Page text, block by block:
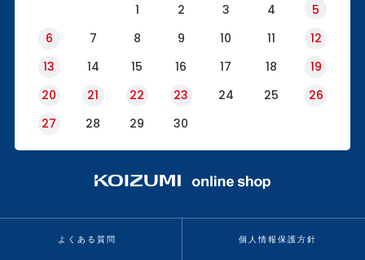
1 2 3 4
5
6
7 8 9 10 11
12
13
14 15 16 17 18
19
20
21 22 23 24 25
26
27
28 29 30
よくある質問 個人情報保護方針